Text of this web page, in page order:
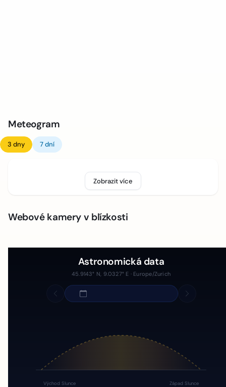
Meteogram
3 dny 7 dní
Zobrazit více
Webové kamery v blízkosti
Astronomická data
45.9143° N, 9.0327° E · Europe/Zurich
Východ Slunce Západ Slunce